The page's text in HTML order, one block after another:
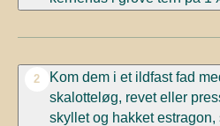
2
Kom dem i et ildfast fad
skalotteløg, revet eller
skyllet og hakket